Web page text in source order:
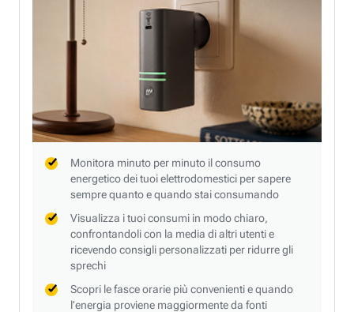
Monitora minuto per minuto il consumo
energetico dei tuoi elettrodomestici per sapere
sempre quanto e quando stai consumando
Visualizza i tuoi consumi in modo chiaro,
confrontandoli con la media di altri utenti e
ricevendo consigli personalizzati per ridurre gli
sprechi
Scopri le fasce orarie più convenienti e quando
l’energia proviene maggiormente da fonti